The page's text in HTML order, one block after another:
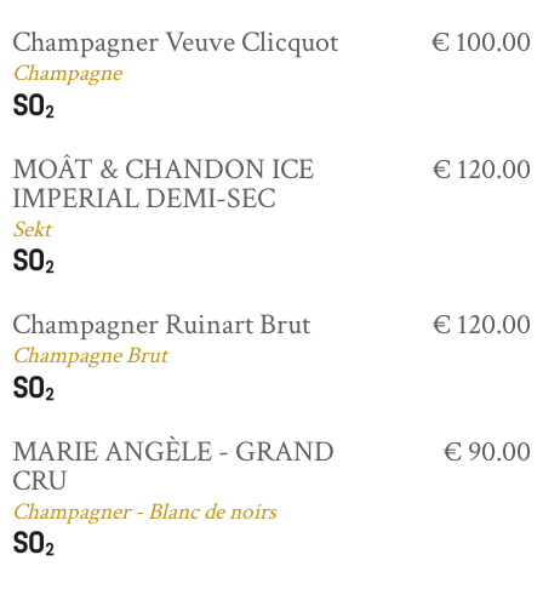
Champagner Veuve Clicquot
Champagne
€ 100.00
MOÂT & CHANDON ICE
IMPERIAL DEMI-SEC
Sekt
€ 120.00
Champagner Ruinart Brut
Champagne Brut
€ 120.00
MARIE ANGÈLE - GRAND
CRU
Champagner - Blanc de noirs
€ 90.00